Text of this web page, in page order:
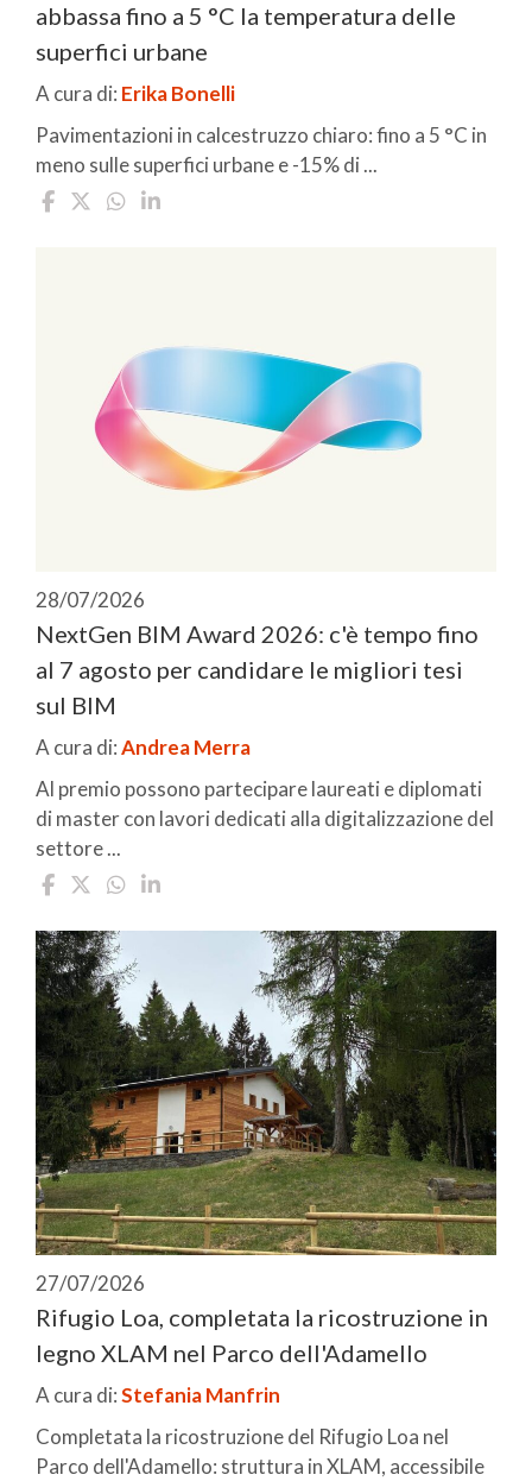
abbassa fino a 5 °C la temperatura delle
superfici urbane
A cura di: Erika Bonelli
Pavimentazioni in calcestruzzo chiaro: fino a 5 °C in
meno sulle superfici urbane e -15% di ...
28/07/2026
NextGen BIM Award 2026: c'è tempo fino
al 7 agosto per candidare le migliori tesi
sul BIM
A cura di:Andrea Merra
Al premio possono partecipare laureati e diplomati
di master con lavori dedicati alla digitalizzazione del
settore ...
27/07/2026
Rifugio Loa, completata la ricostruzione in
legno XLAM nel Parco dell'Adamello
A cura di:Stefania Manfrin
Completata la ricostruzione del Rifugio Loa nel
Parco dell'Adamello: struttura in XLAM, accessibile